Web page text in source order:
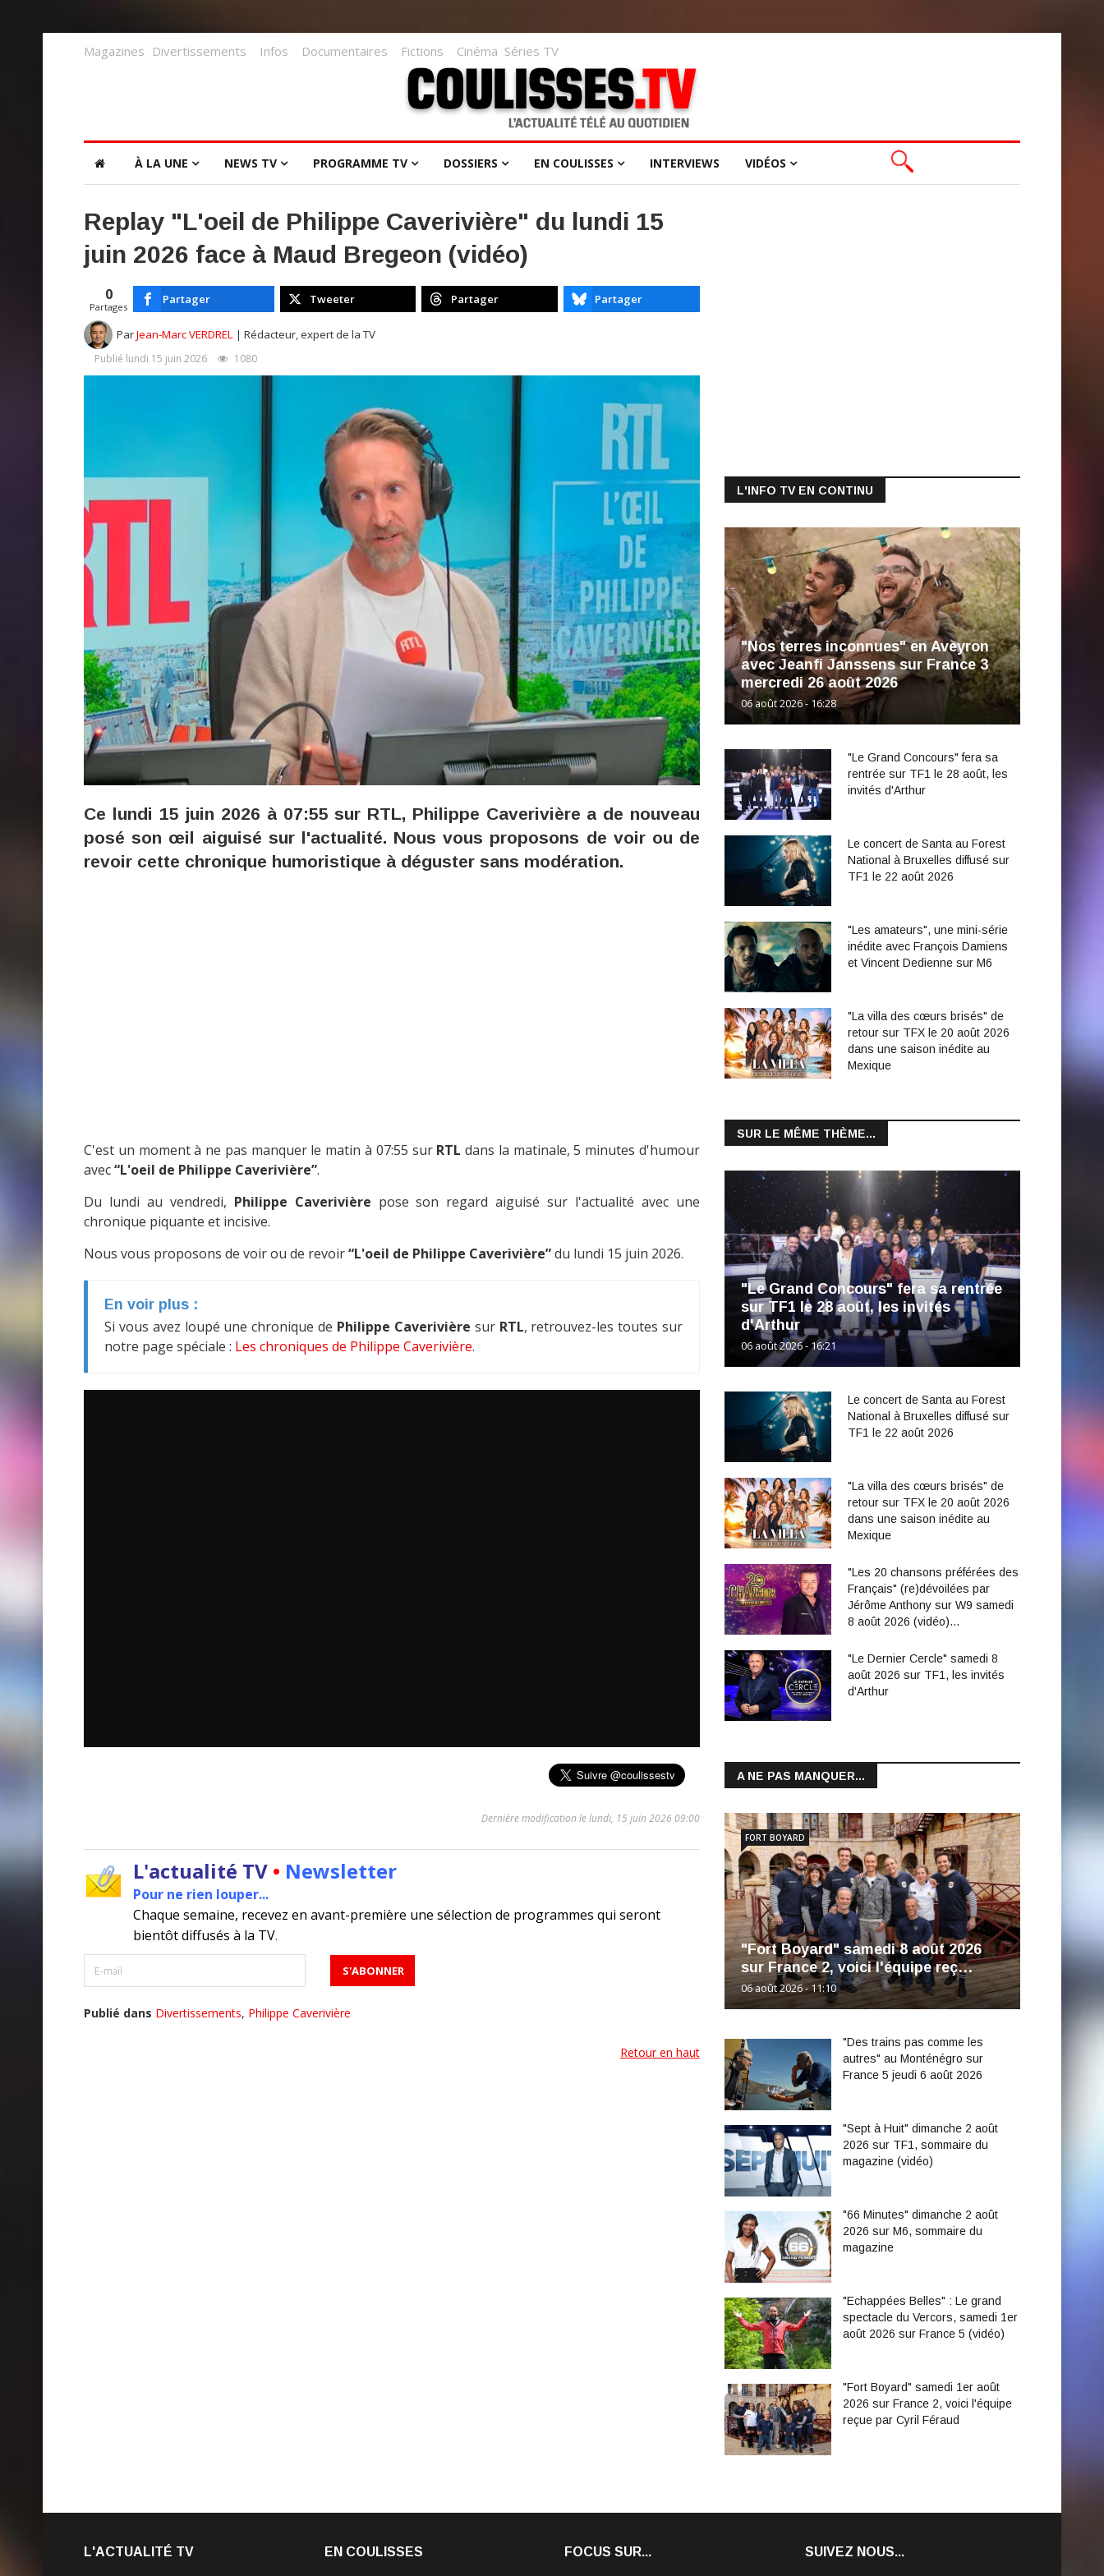
Magazines Divertissements Infos Documentaires Fictions Cinéma Séries TV
À LA UNE NEWS TV PROGRAMME TV DOSSIERS EN COULISSES INTERVIEWS VIDÉOS
Replay "L'oeil de Philippe Caverivière" du lundi 15
juin 2026 face à Maud Bregeon (vidéo)
0
Partages
Partager Tweeter Partager Partager
ParJean-Marc VERDREL | Rédacteur, expert de la TV
Publié lundi 15 juin 2026 1080
Ce lundi 15 juin 2026 à 07:55 sur RTL, Philippe Caverivière a de nouveau
posé son œil aiguisé sur l'actualité. Nous vous proposons de voir ou de
revoir cette chronique humoristique à déguster sans modération.
C'est un moment à ne pas manquer le matin à 07:55 sur RTL dans la matinale, 5 minutes d'humour
avec“L'oeil de Philippe Caverivière”.
Du lundi au vendredi, Philippe Caverivière pose son regard aiguisé sur l'actualité avec une
chronique piquante et incisive.
Nous vous proposons de voir ou de revoir“L'oeil de Philippe Caverivière”du lundi 15 juin 2026.
En voir plus :
Si vous avez loupé une chronique de Philippe Caverivière sur RTL, retrouvez-les toutes sur
notre page spéciale : Les chroniques de Philippe Caverivière.
Dernière modification le lundi, 15 juin 2026 09:00
L'actualité TV • Newsletter
Pour ne rien louper...
Chaque semaine, recevez en avant-première une sélection de programmes qui seront
bientôt diffusés à la TV.
Publié dans Divertissements, Philippe Caverivière
Retour en haut
L'INFO TV EN CONTINU
"Nos terres inconnues" en Aveyron
avec Jeanfi Janssens sur France 3
mercredi 26 août 2026
06 août 2026 - 16:28
"Le Grand Concours" fera sa
rentrée sur TF1 le 28 août, les
invités d'Arthur
Le concert de Santa au Forest
National à Bruxelles diffusé sur
TF1 le 22 août 2026
"Les amateurs", une mini-série
inédite avec François Damiens
et Vincent Dedienne sur M6
"La villa des cœurs brisés" de
retour sur TFX le 20 août 2026
dans une saison inédite au
Mexique
SUR LE MÊME THÈME...
"Le Grand Concours" fera sa rentrée
sur TF1 le 28 août, les invités
d'Arthur
06 août 2026 - 16:21
Le concert de Santa au Forest
National à Bruxelles diffusé sur
TF1 le 22 août 2026
"La villa des cœurs brisés" de
retour sur TFX le 20 août 2026
dans une saison inédite au
Mexique
"Les 20 chansons préférées des
Français" (re)dévoilées par
Jérôme Anthony sur W9 samedi
8 août 2026 (vidéo)…
"Le Dernier Cercle" samedi 8
août 2026 sur TF1, les invités
d'Arthur
A NE PAS MANQUER...
"Fort Boyard" samedi 8 août 2026
sur France 2, voici l'équipe reç…
06 août 2026 - 11:10
FORT BOYARD
"Des trains pas comme les
autres" au Monténégro sur
France 5 jeudi 6 août 2026
"Sept à Huit" dimanche 2 août
2026 sur TF1, sommaire du
magazine (vidéo)
"66 Minutes" dimanche 2 août
2026 sur M6, sommaire du
magazine
"Echappées Belles" : Le grand
spectacle du Vercors, samedi 1er
août 2026 sur France 5 (vidéo)
"Fort Boyard" samedi 1er août
2026 sur France 2, voici l'équipe
reçue par Cyril Féraud
L'ACTUALITÉ TV EN COULISSES FOCUS SUR... SUIVEZ NOUS...